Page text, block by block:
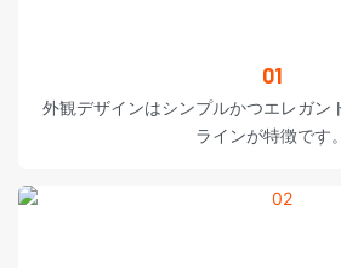
01
外観デザインはシンプルかつエレガン
ラインが特徴です。